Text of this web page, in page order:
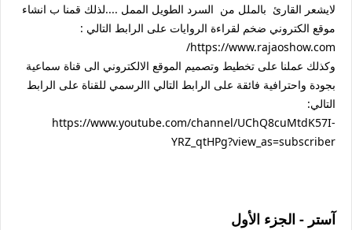
لايشعر القارئ بالملل من السرد الطويل الممل ....لذلك قمنا ب انشاء
موقع الكتروني ضخم لقراءة الروايات على الرابط التالي :
https://www.rajaoshow.com/
وكذلك عملنا على تخطيط وتصميم الموقع الالكتروني الى قناة سماعية
بجودة واحترافية فائقة على الرابط التالي االرسمي للقناة على الرابط
التالي:
https://www.youtube.com/channel/UChQ8cuMtdK57I-
YRZ_qtHPg?view_as=subscriber
آستر - الجزء الأول